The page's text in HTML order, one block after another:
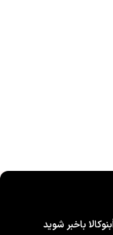
باخبر شوید